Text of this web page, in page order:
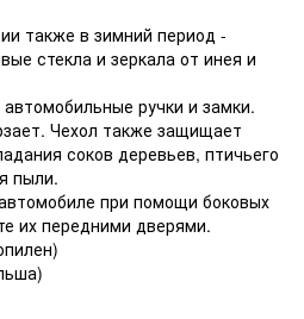
также в зимний период -
стекла и зеркала от инея и
ручки и замки.
Чехол также защищает
соков деревьев, птичьего
пыли.
при помощи боковых
их передними дверями.